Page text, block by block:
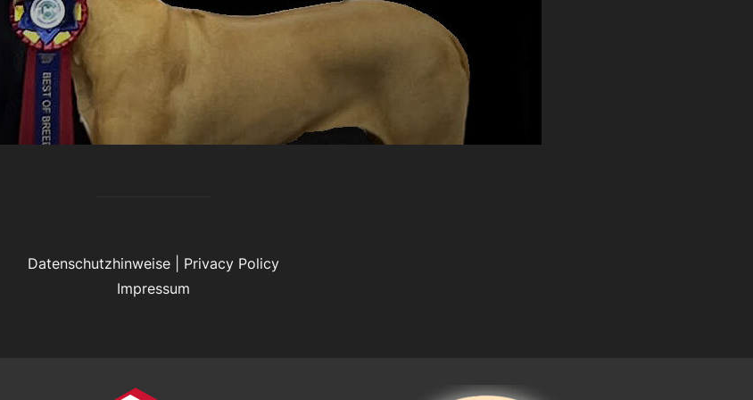
Datenschutzhinweise
Privacy Policy
Impressum